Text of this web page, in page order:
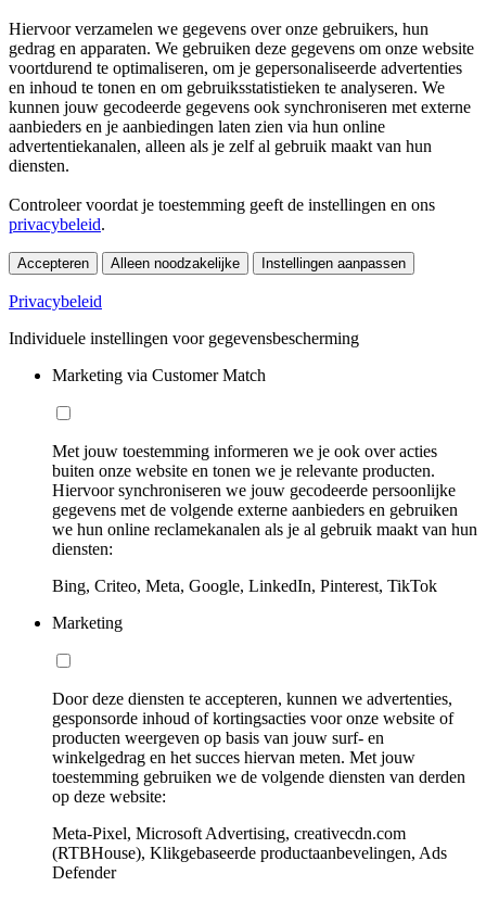
Hiervoor verzamelen we gegevens over onze gebruikers, hun
gedrag en apparaten. We gebruiken deze gegevens om onze website
voortdurend te optimaliseren, om je gepersonaliseerde advertenties
en inhoud te tonen en om gebruiksstatistieken te analyseren. We
kunnen jouw gecodeerde gegevens ook synchroniseren met externe
aanbieders en je aanbiedingen laten zien via hun online
advertentiekanalen, alleen als je zelf al gebruik maakt van hun
diensten.
Controleer voordat je toestemming geeft de instellingen en ons
privacybeleid.
Accepteren Alleen noodzakelijke Instellingen aanpassen
Privacybeleid
Individuele instellingen voor gegevensbescherming
Marketing via Customer Match
Met jouw toestemming informeren we je ook over acties
buiten onze website en tonen we je relevante producten.
Hiervoor synchroniseren we jouw gecodeerde persoonlijke
gegevens met de volgende externe aanbieders en gebruiken
we hun online reclamekanalen als je al gebruik maakt van hun
diensten:
Bing, Criteo, Meta, Google, LinkedIn, Pinterest, TikTok
Marketing
Door deze diensten te accepteren, kunnen we advertenties,
gesponsorde inhoud of kortingsacties voor onze website of
producten weergeven op basis van jouw surf- en
winkelgedrag en het succes hiervan meten. Met jouw
toestemming gebruiken we de volgende diensten van derden
op deze website:
Meta-Pixel, Microsoft Advertising, creativecdn.com
(RTBHouse), Klikgebaseerde productaanbevelingen, Ads
Defender